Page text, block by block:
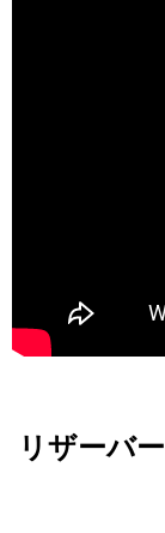
リザーバ